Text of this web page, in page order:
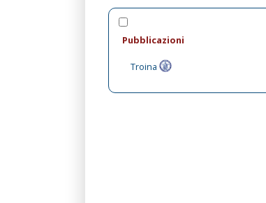
Pubblicazioni
Troina